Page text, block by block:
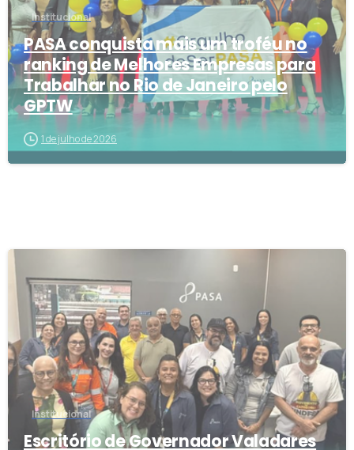
Institucional
PASA conquista mais um troféu no
ranking de Melhores Empresas para
Trabalhar no Rio de Janeiro pelo
GPTW
1 de julho de 2026
Institucional
Escritório de Governador Valadares